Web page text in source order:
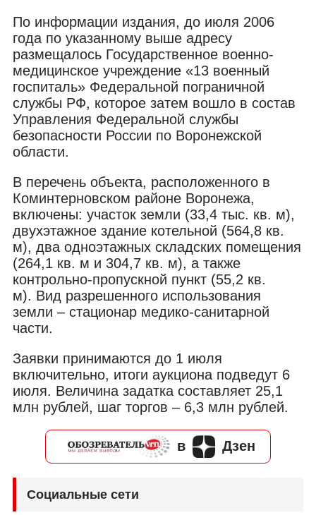
По информации издания, до июля 2006
года по указанному выше адресу
размещалось Государственное военно-
медицинское учреждение «13 военный
госпиталь» Федеральной пограничной
службы РФ, которое затем вошло в состав
Управления Федеральной службы
безопасности России по Воронежской
области.
В перечень объекта, расположенного в
Коминтерновском районе Воронежа,
включены: участок земли (33,4 тыс. кв. м),
двухэтажное здание котельной (564,8 кв.
м), два одноэтажных складских помещения
(264,1 кв. м и 304,7 кв. м), а также
контрольно-пропускной пункт (55,2 кв.
м). Вид разрешенного использования
земли –стационар медико-санитарной
части.
Заявки принимаются до 1 июля
включительно, итоги аукциона подведут 6
июля. Величина задатка составляет 25,1
млн рублей, шаг торгов – 6,3 млн рублей.
в Дзен
Социальные сети